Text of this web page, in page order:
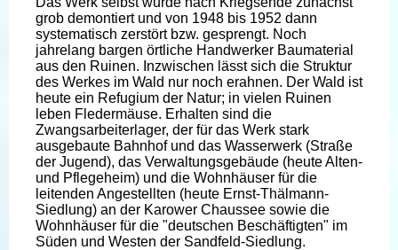
grob demontiert und von 1948 bis 1952 dann
systematisch zerstört bzw. gesprengt. Noch
jahrelang bargen örtliche Handwerker Baumaterial
aus den Ruinen. Inzwischen lässt sich die Struktur
des Werkes im Wald nur noch erahnen. Der Wald ist
heute ein Refugium der Natur; in vielen Ruinen
leben Fledermäuse. Erhalten sind die
Zwangsarbeiterlager, der für das Werk stark
ausgebaute Bahnhof und das Wasserwerk (Straße
der Jugend), das Verwaltungsgebäude (heute Alten-
und Pflegeheim) und die Wohnhäuser für die
leitenden Angestellten (heute Ernst-Thälmann-
Siedlung) an der Karower Chaussee sowie die
Wohnhäuser für die "deutschen Beschäftigten" im
Süden und Westen der Sandfeld-Siedlung.